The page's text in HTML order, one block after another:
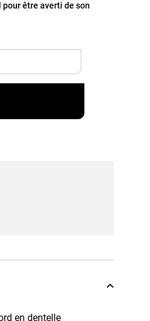
pour être averti de son
en dentelle